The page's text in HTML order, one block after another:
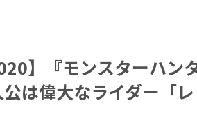
】『モンスターハ
公は偉大なライダー「